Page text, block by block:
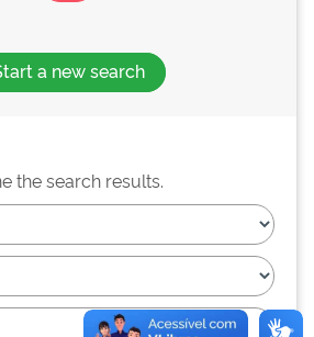
a new search
the search results.